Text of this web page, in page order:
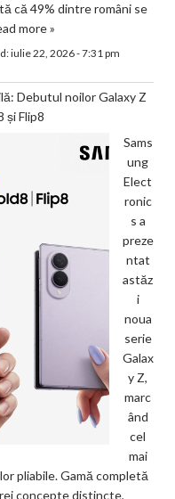
că 49% dintre români se
more »
iulie 22, 2026 - 7:31 pm
Debutul noilor Galaxy Z
și Flip8
Sams
ung
Elect
ronic
s a
preze
ntat
astăz
i
noua
serie
Galax
y Z,
marc
ând
cel
mai
pliabile. Gamă completă
concepte distincte,